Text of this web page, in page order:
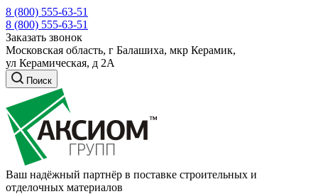
8 (800) 555-63-51
8 (800) 555-63-51
Заказать звонок
Московская область, г Балашиха, мкр Керамик,
ул Керамическая, д 2А
Поиск
Ваш надёжный партнёр в поставке строительных и
отделочных материалов